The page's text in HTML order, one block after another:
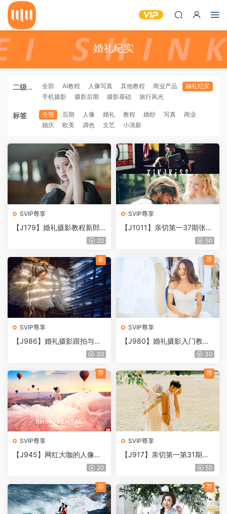
婚礼纪实
二级分
全部 AI教程 人像写真 其他教程 商业产品
婚礼纪实
手机摄影
摄影后期 摄影基础 旅行风光
标签 全部 后期 人像 婚礼 教程 婚纱 写真
商业
婚庆
欧美 调色 文艺 小清新
SVIP尊享
【J179】婚礼摄影教程新郎
新郎前期摆姿课6套合集
20
SVIP尊享
【J1011】亲切第一37期张蕾
同学ps修图教程商业人像色彩
50
SVIP尊享
【J986】婚礼摄影跟拍与视
频后期教程，剪出婚礼大片感
30
荐
SVIP尊享
【J980】婚礼摄影入门教
30
荐
SVIP尊享
【J945】网红大咖的人像修
20
荐
SVIP尊享
【J917】亲切第一第31期人
50
荐
荐 荐